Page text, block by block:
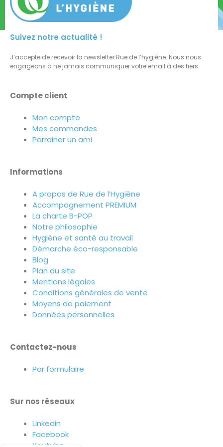
Suivez notre actualité !
J’accepte de recevoir la newsletter Rue de l’hygiène. Nous nous
engageons à ne jamais communiquer votre email à des tiers.
Compte client
Mon compte
Mes commandes
Parrainer un ami
Informations
A propos de Rue de l’Hygiène
Accompagnement PREMIUM
La charte B-POP
Notre philosophie
Hygiène et santé au travail
Démarche éco-responsable
Blog
Plan du site
Mentions légales
Conditions générales de vente
Moyens de paiement
Données personnelles
Contactez-nous
Par formulaire
Sur nos réseaux
Linkedin
Facebook